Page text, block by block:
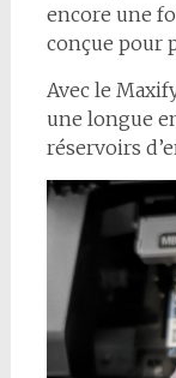
encore une
conçue pour
Avec le
une longue
réservoirs